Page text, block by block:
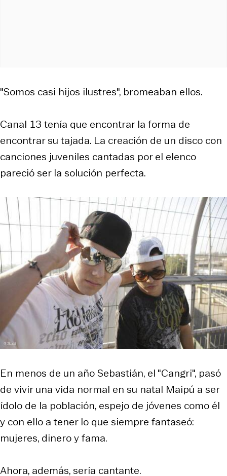
"Somos casi hijos ilustres", bromeaban ellos.
Canal 13 tenía que encontrar la forma de
encontrar su tajada. La creación de un disco con
canciones juveniles cantadas por el elenco
pareció ser la solución perfecta.
En menos de un año Sebastián, el "Cangri", pasó
de vivir una vida normal en su natal Maipú a ser
ídolo de la población, espejo de jóvenes como él
y con ello a tener lo que siempre fantaseó:
mujeres, dinero y fama.
Ahora, además, sería cantante.